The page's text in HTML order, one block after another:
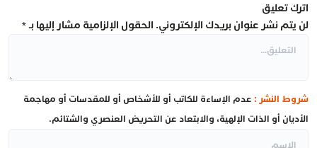
اترك تعليق
لن يتم نشر عنوان بريدك الإلكتروني. الحقول الإلزامية مشار إليها بـ*
شروط النشر : عدم الإساءة للكاتب أو للأشخاص أو للمقدسات أو مهاجمة
الأديان أو الذات الإلهية، والابتعاد عن التحريض العنصري والشتائم.